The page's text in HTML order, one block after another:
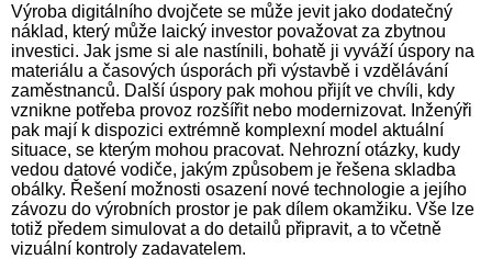
Výroba digitálního dvojčete se může jevit jako dodatečný
náklad, který může laický investor považovat za zbytnou
investici. Jak jsme si ale nastínili, bohatě ji vyváží úspory na
materiálu a časových úsporách při výstavbě i vzdělávání
zaměstnanců. Další úspory pak mohou přijít ve chvíli, kdy
vznikne potřeba provoz rozšířit nebo modernizovat. Inženýři
pak mají k dispozici extrémně komplexní model aktuální
situace, se kterým mohou pracovat. Nehrozní otázky, kudy
vedou datové vodiče, jakým způsobem je řešena skladba
obálky. Řešení možnosti osazení nové technologie a jejího
závozu do výrobních prostor je pak dílem okamžiku. Vše lze
totiž předem simulovat a do detailů připravit, a to včetně
vizuální kontroly zadavatelem.